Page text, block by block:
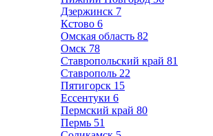
Дзержинск 7
Кстово 6
Омская область 82
Омск 78
Ставропольский край 81
Ставрополь 22
Пятигорск 15
Ессентуки 6
Пермский край 80
Пермь 51